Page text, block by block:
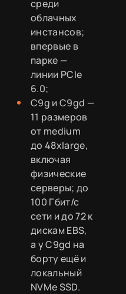
среди
облачных
инстансов;
впервые в
парке —
линии PCIe
6.0;
C9g и C9gd —
11 размеров
от medium
до 48xlarge,
включая
физические
серверы; до
100 Гбит/с
сети и до 72 к
дискам EBS,
а у C9gd на
борту ещё и
локальный
NVMe SSD.